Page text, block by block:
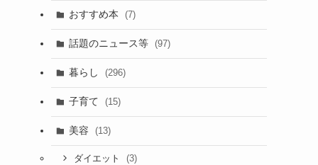
おすすめ本 (7)
話題のニュース等 (97)
暮らし (296)
子育て (15)
美容 (13)
ダイエット (3)